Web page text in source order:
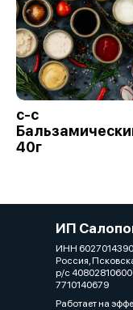
с-с
40г
ИП
ИНН
Россия,
р/с
7710140679
Работает на